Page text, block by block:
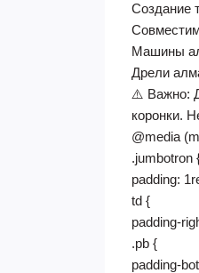
Создание
Машины
Дрели
⚠️ Важно:
коронки.
@media
.jumbotron
padding:
td {
padding-
.pb {
padding-